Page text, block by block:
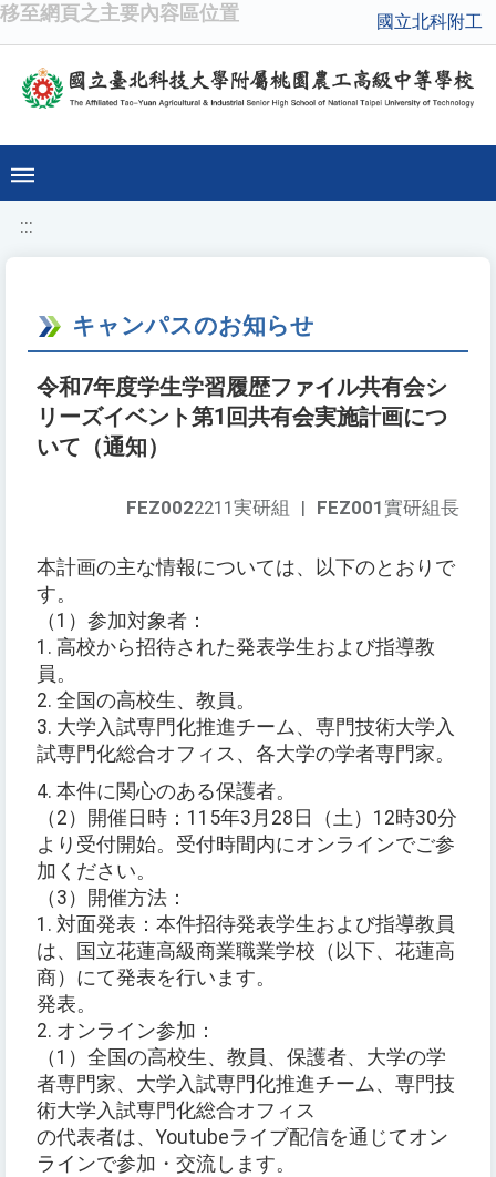
移至網頁之主要內容區位置 國立北科附工
:::
キャンパスのお知らせ
令和7年度学生学習履歴ファイル共有会シ
リーズイベント第1回共有会実施計画につ
いて（通知）
FEZ001實研組長
FEZ0022211実研組 |
本計画の主な情報については、以下のとおりで
す。
（1）参加対象者：
1. 高校から招待された発表学生および指導教
員。
2. 全国の高校生、教員。
3. 大学入試専門化推進チーム、専門技術大学入
試専門化総合オフィス、各大学の学者専門家。
4. 本件に関心のある保護者。
（2）開催日時：115年3月28日（土）12時30分
より受付開始。受付時間内にオンラインでご参
加ください。
（3）開催方法：
1. 対面発表：本件招待発表学生および指導教員
は、国立花蓮高級商業職業学校（以下、花蓮高
商）にて発表を行います。
発表。
2. オンライン参加：
（1）全国の高校生、教員、保護者、大学の学
者専門家、大学入試専門化推進チーム、専門技
術大学入試専門化総合オフィス
の代表者は、Youtubeライブ配信を通じてオン
ラインで参加・交流します。